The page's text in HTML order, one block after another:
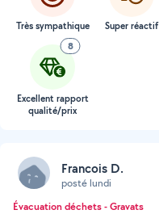
Très sympathique Super réactif
8
Excellent rapport
qualité/prix
Francois D.
posté lundi
Évacuation déchets - Gravats